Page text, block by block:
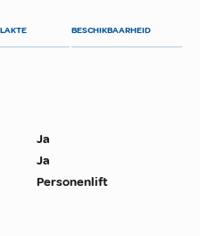
BESCHIKBAARHEID
Ja
Ja
Personenlift